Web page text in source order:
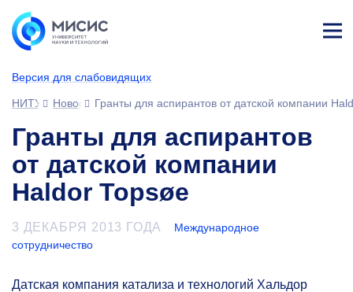
Версия для слабовидящих
ине
НИТУ МИСИС
НовостиГранты для аспирантов от датской компании
Гранты для аспирантов
от датской компании
Haldor Topsøe
3 ДЕКАБРЯ 2013 ГОДА
Международное
сотрудничество
Датская компания катализа и технологий Хальдор